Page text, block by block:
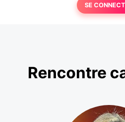
SE
Rencontre